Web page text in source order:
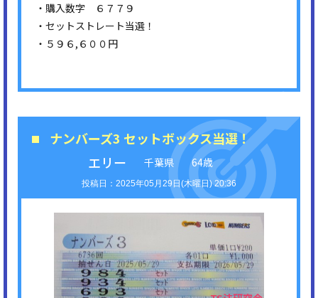
・購入数字 ６７７９
・セットストレート当選！
・５９６,６００円
ナンバーズ3 セットボックス当選！
エリー
千葉県 64歳
2025年05月29日(木曜日) 20:36